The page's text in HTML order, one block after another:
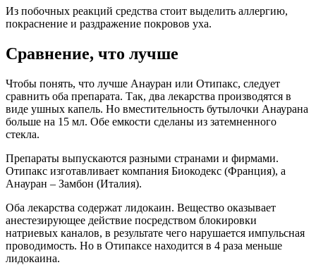
Из побочных реакций средства стоит выделить аллергию,
покраснение и раздражение покровов уха.
Сравнение, что лучше
Чтобы понять, что лучше Анауран или Отипакс, следует
сравнить оба препарата. Так, два лекарства производятся в
виде ушных капель. Но вместительность бутылочки Анаурана
больше на 15 мл. Обе емкости сделаны из затемненного
стекла.
Препараты выпускаются разными странами и фирмами.
Отипакс изготавливает компания Биокодекс (Франция), а
Анауран – Замбон (Италия).
Оба лекарства содержат лидокаин. Вещество оказывает
анестезирующее действие посредством блокировки
натриевых каналов, в результате чего нарушается импульсная
проводимость. Но в Отипаксе находится в 4 раза меньше
лидокаина.